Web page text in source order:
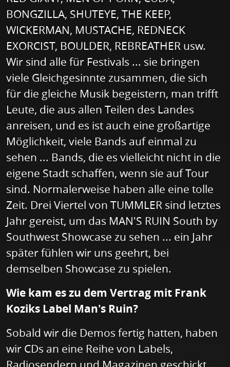
BONGZILLA, SHUTEYE, THE KEEP,
WICKERMAN, MUSTACHE, REDNECK
EXORCIST, BOULDER, REBREATHER usw.
Wir sind alle für Festivals ... sie bringen
viele Gleichgesinnte zusammen, die sich
für die gleiche Musik begeistern, man trifft
Leute, die aus allen Teilen des Landes
anreisen, und es ist auch eine großartige
Möglichkeit, viele Bands auf einmal zu
sehen ... Bands, die es vielleicht nicht in die
eigene Stadt schaffen, wenn sie auf Tour
sind. Normalerweise haben alle eine tolle
Zeit. Drei Viertel von TUMMLER sind letztes
Jahr gereist, um das MAN'S RUIN South by
Southwest Showcase zu sehen ... ein Jahr
später fühlen wir uns geehrt, bei
demselben Showcase zu spielen.
Wie kam es zu dem Vertrag mit Frank
Koziks Label Man's Ruin?
Sobald wir die Demos fertig hatten, haben
wir CDs an eine Reihe von Labels,